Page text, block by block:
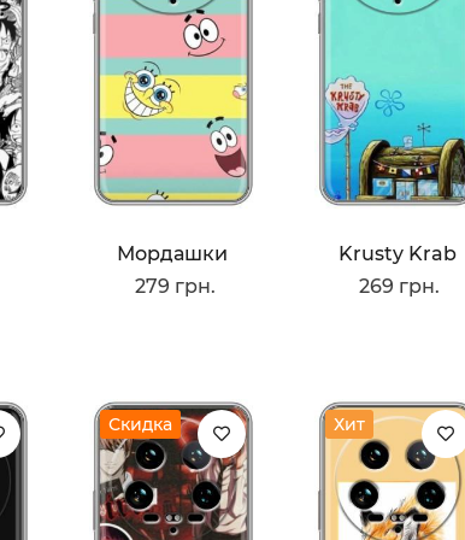
Мордашки
279 грн.
Krusty Krab
269 грн.
Скидка Хит